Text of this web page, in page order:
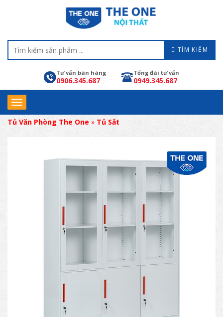
TÌM KIẾM
Tư vấn bán hàng
0906.345.687
Tổng đài tư vấn
0949.345.687
Tủ Văn Phòng The One » Tủ Sắt